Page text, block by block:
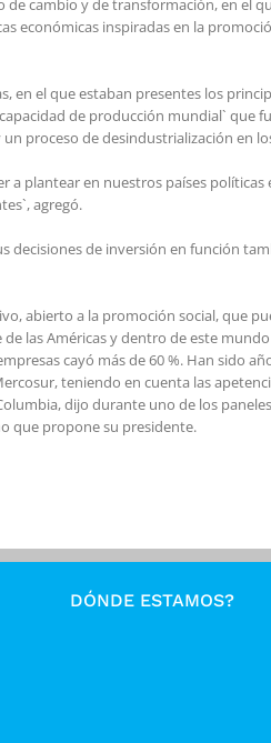
de cambio y de transformación, en
económicas inspiradas en la
el que estaban presentes los
de producción mundial`
proceso de desindustrialización en
plantear en nuestros países
agregó.
decisiones de inversión en función
abierto a la promoción social, que
las Américas y dentro de este
cayó más de 60 %. Han sido
teniendo en cuenta las
dijo durante uno de los
que propone su presidente.
DÓNDE ESTAMOS?